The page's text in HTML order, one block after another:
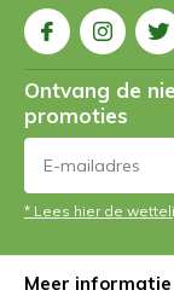
Ontvang de
promoties
* Lees hier de
Meer informatie